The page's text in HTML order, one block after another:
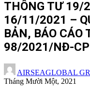
THÔNG TƯ 19/
16/11/2021 –
BẢN, BÁO CÁO
98/2021/NĐ-CP
AIRSEAGLOBAL
Tháng Mười Một, 2021